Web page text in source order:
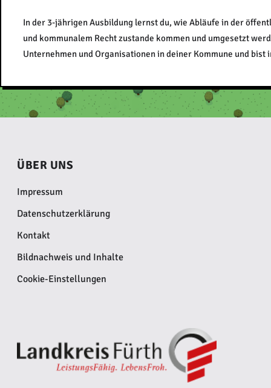
In der 3-jährigen Ausbildung lernst du, wie Abläufe in der
und kommunalem Recht zustande kommen und umgesetzt
Unternehmen und Organisationen in deiner Kommune und
ÜBER UNS
Impressum
Datenschutzerklärung
Kontakt
Bildnachweis und Inhalte
Cookie-Einstellungen